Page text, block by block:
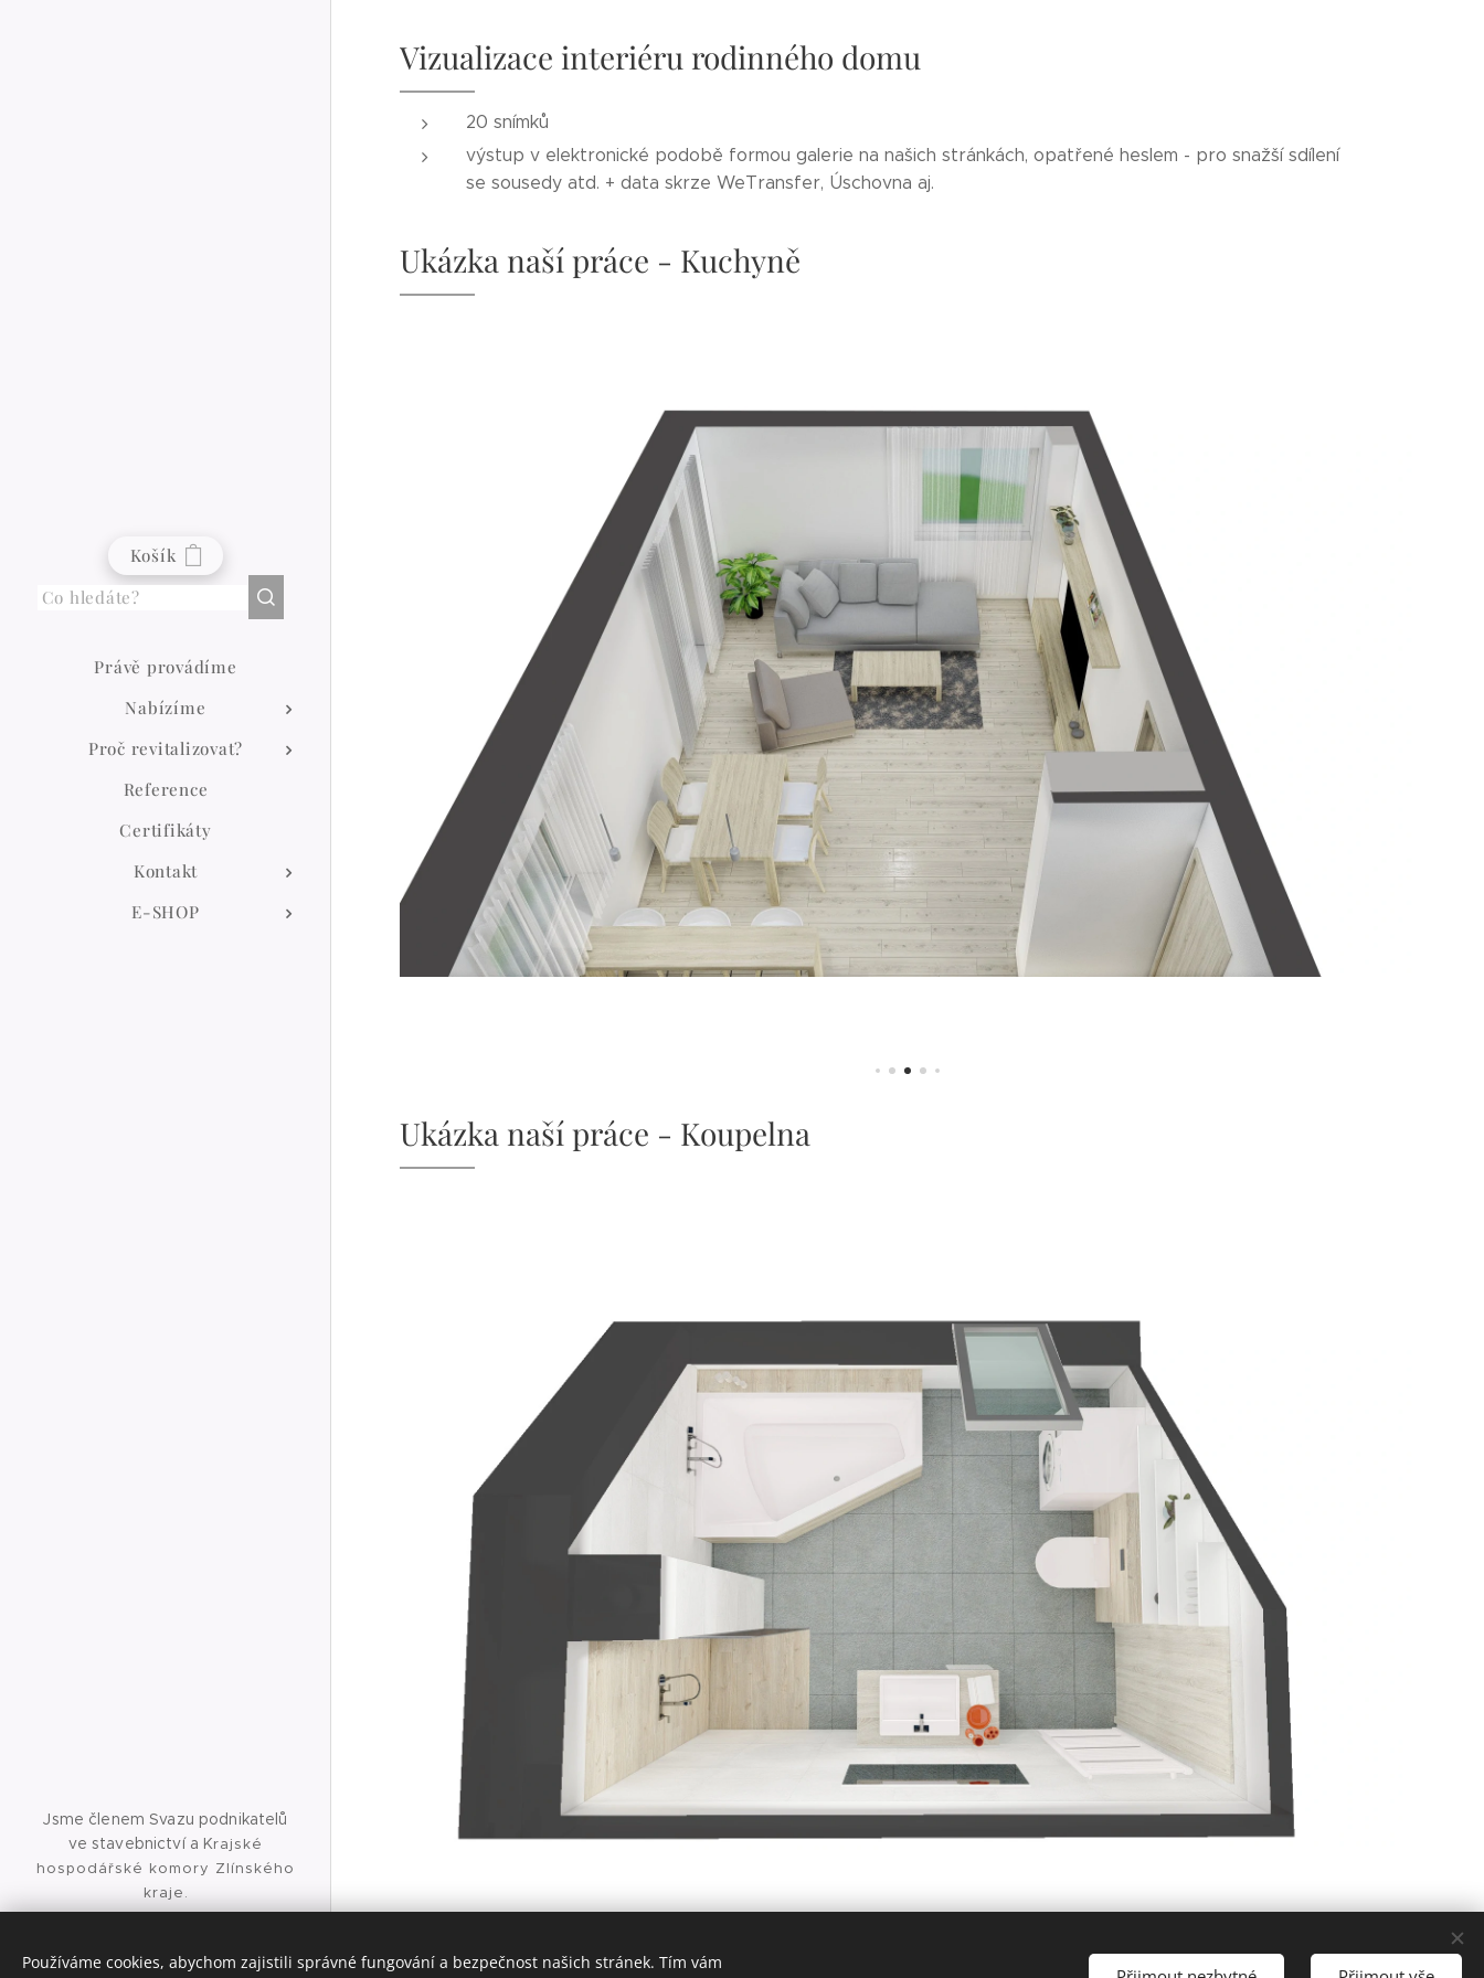
Košík
Právě provádíme
Nabízíme
Proč revitalizovat?
Reference
Certifikáty
Kontakt
E-SHOP
Vizualizace interiéru rodinného domu
20 snímků
výstup v elektronické podobě formou galerie na našich stránkách, opatřené heslem - pro snažší sdílení
se sousedy atd. + data skrze WeTransfer, Úschovna aj.
Ukázka naší práce - Kuchyně
Ukázka naší práce - Koupelna
Jsme členem Svazu podnikatelů
ve stavebnictví a Krajské
hospodářské komory Zlínského
kraje.
9001:2016 a osvědčení realizátora
Používáme cookies, abychom zajistili správné fungování a bezpečnost našich stránek. Tím vám